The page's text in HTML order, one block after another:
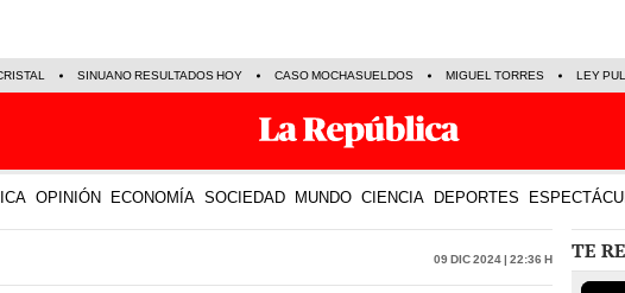
SINUANO RESULTADOS HOY CASO MOCHASUELDOS MIGUEL TORRES LEY
OPINIÓN ECONOMÍA SOCIEDAD MUNDO CIENCIA DEPORTES
09 Dic 2024 | 22:36 h TE